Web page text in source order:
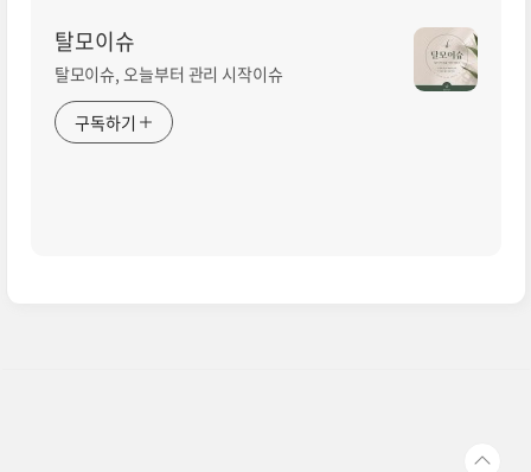
탈모이슈
탈모이슈, 오늘부터 관리 시작이슈
구독하기